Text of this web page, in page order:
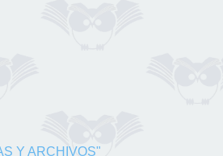
Y ARCHIVOS"